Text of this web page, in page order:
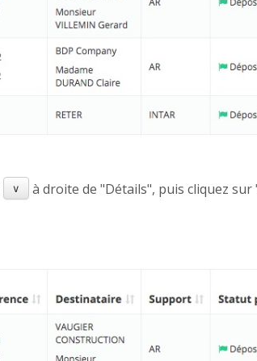
∨ à droite de "Détails", puis cliquez sur